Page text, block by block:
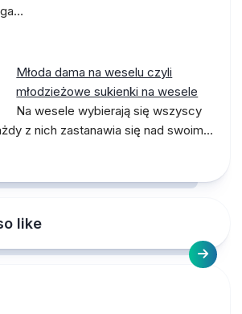
Młoda dama na weselu czyli
młodzieżowe sukienki na wesele
Na wesele wybierają się wszyscy
z nich zastanawia się nad swoim…
like